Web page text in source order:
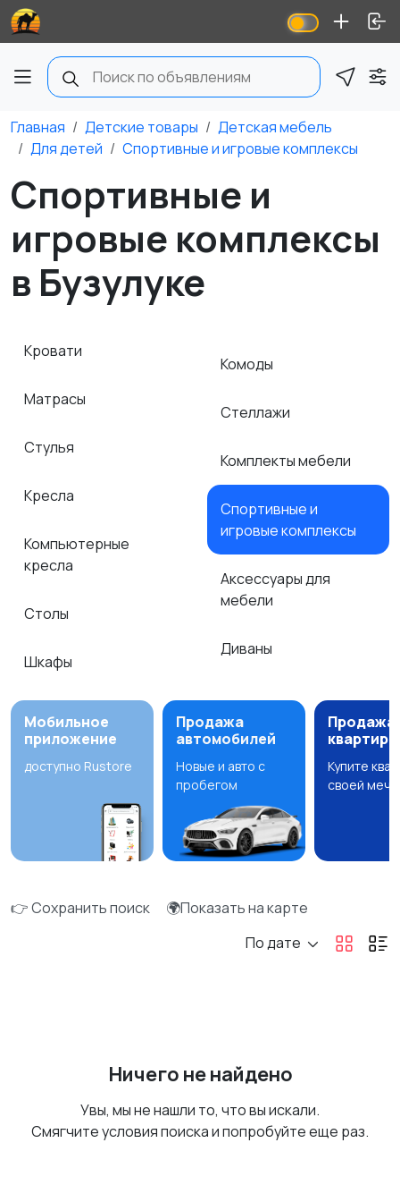
Главная Детские товары
Детская мебель
Для детей
Спортивные и игровые комплексы
Спортивные и
игровые комплексы
в Бузулуке
Кровати
Матрасы
Стулья
Кресла
Компьютерные
кресла
Столы
Шкафы
Комоды
Стеллажи
Комплекты мебели
Спортивные и
игровые комплексы
Аксессуары для
мебели
Диваны
Мобильное
приложение
доступно Rustore
Продажа
автомобилей
Новые и авто с
пробегом
Продажа
квартир
Купите
своей
👉 Сохранить поиск
🌍Показать на карте
По дате
Ничего не найдено
Увы, мы не нашли то, что вы искали.
Смягчите условия поиска и попробуйте еще раз.